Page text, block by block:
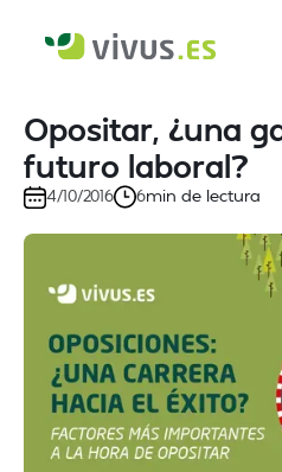
Opositar, ¿una
futuro laboral?
4/10/2016 6min de lectura